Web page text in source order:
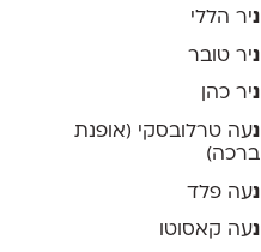
ניר הללי
ניר טובר
ניר כהן
נעה טרלובסקי (אופנת
ברכה)
נעה פלד
נעה קאסוטו